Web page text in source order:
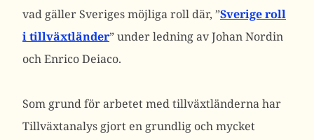
vad gäller Sveriges möjliga roll där, ”Sverige roll
i tillväxtländer” under ledning av Johan Nordin
och Enrico Deiaco.
Som grund för arbetet med tillväxtländerna har
Tillväxtanalys gjort en grundlig och mycket